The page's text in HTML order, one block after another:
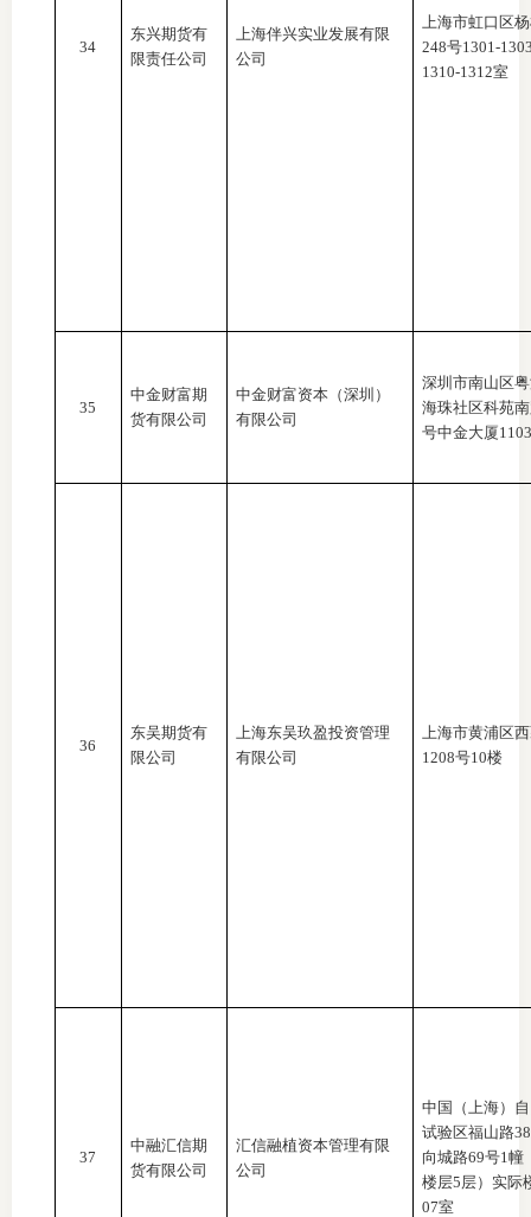
34
东兴期货有
限责任公司
上海伴兴实业发展有限
公司
上海市虹口区
248号1301-
1310-1312室
35
中金财富期
货有限公司
中金财富资本（深圳）
有限公司
深圳市南山区
海珠社区科苑
号中金大厦1103
36
东吴期货有
限公司
上海东吴玖盈投资管理
有限公司
上海市黄浦区
1208号10楼
37
中融汇信期
货有限公司
汇信融植资本管理有限
公司
中国（上海）
试验区福山路
向城路69号1幢
楼层5层）实际
07室